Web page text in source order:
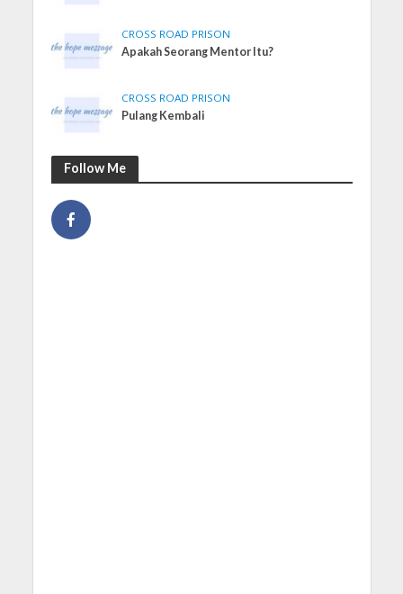
CROSS ROAD PRISON
Apakah Seorang Mentor Itu?
CROSS ROAD PRISON
Pulang Kembali
Follow Me